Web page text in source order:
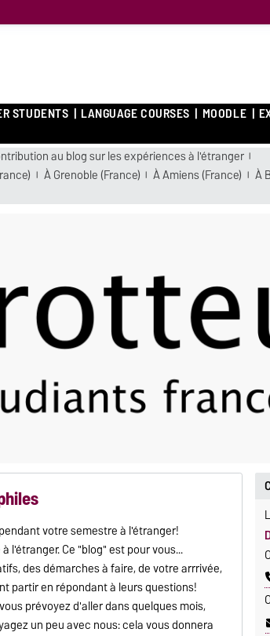
STUDENTS LANGUAGE COURSES MOODLE
au blog sur les expériences à l'étranger
À Grenoble (France) À Amiens (France)
À
votre semestre à l'étranger!
l'étranger. Ce "blog" est pour vous...
des démarches à faire, de votre arrrivée,
partir en répondant à leurs questions!
prévoyez d'aller dans quelques mois,
un peu avec nous: cela vous donnera